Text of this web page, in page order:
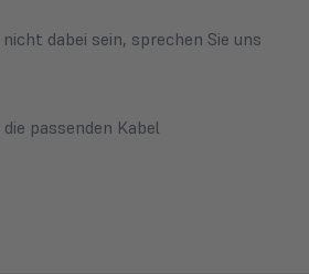
dabei sein, sprechen Sie uns
passenden Kabel